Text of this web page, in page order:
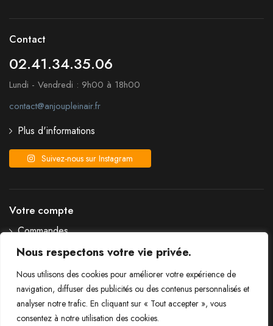
Nous respectons votre vie privée.
Nous utilisons des cookies pour améliorer votre expérience de
navigation, diffuser des publicités ou des contenus personnalisés et
analyser notre trafic. En cliquant sur « Tout accepter », vous
consentez à notre utilisation des cookies.
Contact
02.41.34.35.06
Lundi - Vendredi : 9h00 à 18h00
contact@anjoupleinair.fr
Plus d'informations
Suivez-nous sur Instagram
Votre compte
Commandes
Détails du compte
Mot de passe perdu